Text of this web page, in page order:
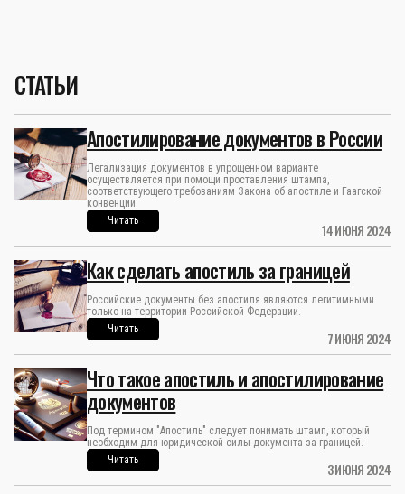
СТАТЬИ
14 ИЮНЯ 2024
Апостилирование документов в России
Легализация документов в упрощенном варианте
осуществляется при помощи проставления штампа,
соответствующего требованиям Закона об апостиле и Гаагской
конвенции.
Читать
7 ИЮНЯ 2024
Как сделать апостиль за границей
Российские документы без апостиля являются легитимными
только на территории Российской Федерации.
Читать
3 ИЮНЯ 2024
Что такое апостиль и апостилирование
документов
Под термином "Апостиль" следует понимать штамп, который
необходим для юридической силы документа за границей.
Читать